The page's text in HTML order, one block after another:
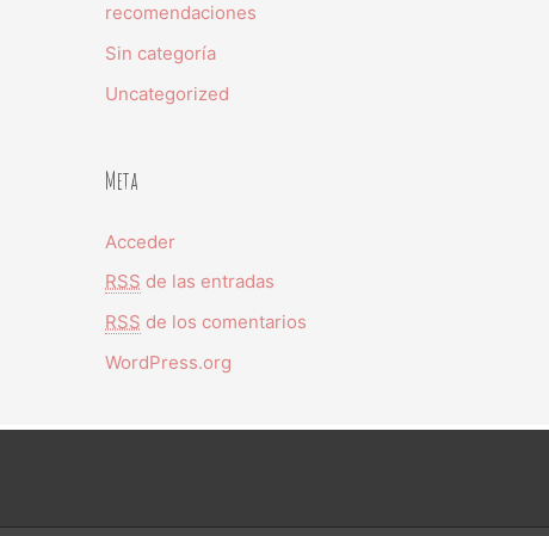
recomendaciones
Sin categoría
Uncategorized
Meta
Acceder
RSS de las entradas
RSS de los comentarios
WordPress.org